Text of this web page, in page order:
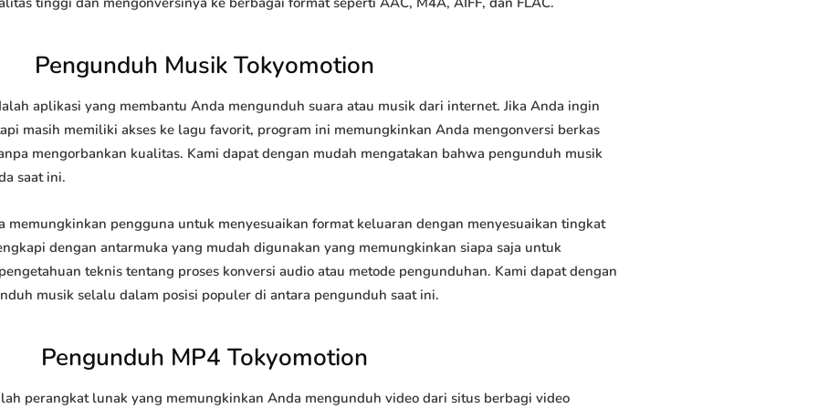
Pengunduh Musik Tokyomotion
aplikasi yang membantu Anda mengunduh suara atau musik dari internet. Jika Anda ingin
masih memiliki akses ke lagu favorit, program ini memungkinkan Anda mengonversi berkas
mengorbankan kualitas. Kami dapat dengan mudah mengatakan bahwa pengunduh musik
saat ini.
memungkinkan pengguna untuk menyesuaikan format keluaran dengan menyesuaikan tingkat
dengan antarmuka yang mudah digunakan yang memungkinkan siapa saja untuk
teknis tentang proses konversi audio atau metode pengunduhan. Kami dapat dengan
musik selalu dalam posisi populer di antara pengunduh saat ini.
Pengunduh MP4 Tokyomotion
perangkat lunak yang memungkinkan Anda mengunduh video dari situs berbagi video